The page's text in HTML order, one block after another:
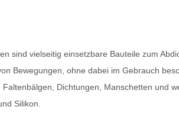
sind vielseitig einsetzbare Bauteile zum
Bewegungen, ohne dabei im Gebrauch
Dichtungen, Manschetten und
Silikon.